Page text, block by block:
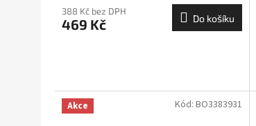
388 Kč bez DPH
469 Kč Do košíku
Akce Kód: BO3383931